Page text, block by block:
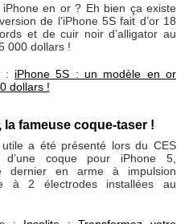
iPhone en or ? Eh bien ça existe
de l’iPhone 5S fait d’or 18
et de cuir noir d’alligator au
000 dollars !
: iPhone 5S : un modèle en or
dollars !
la fameuse coque-taser !
a été présenté lors du CES
coque pour iPhone 5,
dernier en arme à impulsion
à 2 électrodes installées au